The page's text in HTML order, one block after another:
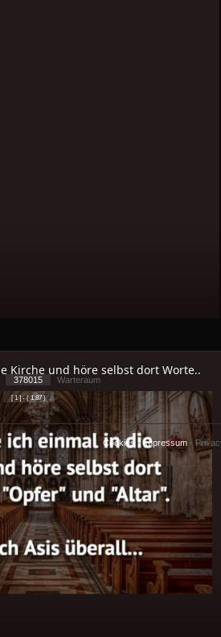
Kirche und höre selbst dort Worte..
378015
Warteraum
[ 1 ] - ( 1.87 )
Cookies -Impressum-